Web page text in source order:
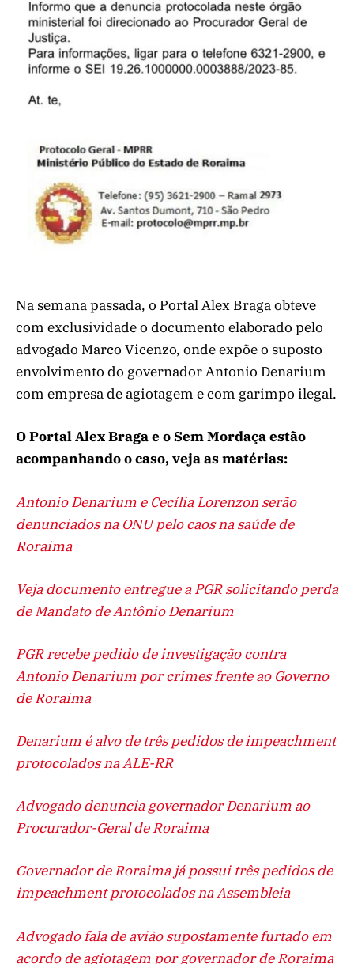
Na semana passada, o Portal Alex Braga obteve
com exclusividade o documento elaborado pelo
advogado Marco Vicenzo, onde expõe o suposto
envolvimento do governador Antonio Denarium
com empresa de agiotagem e com garimpo ilegal.
O Portal Alex Braga e o Sem Mordaça estão
acompanhando o caso, veja as matérias:
Antonio Denarium e Cecília Lorenzon serão
denunciados na ONU pelo caos na saúde de
Roraima
Veja documento entregue a PGR solicitando perda
de Mandato de Antônio Denarium
PGR recebe pedido de investigação contra
Antonio Denarium por crimes frente ao Governo
de Roraima
Denarium é alvo de três pedidos de impeachment
protocolados na ALE-RR
Advogado denuncia governador Denarium ao
Procurador-Geral de Roraima
Governador de Roraima já possui três pedidos de
impeachment protocolados na Assembleia
Advogado fala de avião supostamente furtado em
acordo de agiotagem por governador de Roraima